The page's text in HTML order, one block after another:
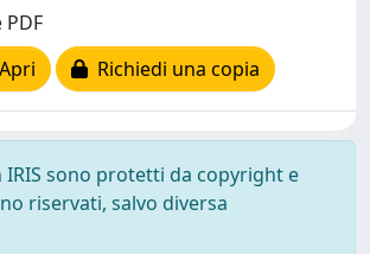
Richiedi una copia
sono protetti da copyright e
riservati, salvo diversa